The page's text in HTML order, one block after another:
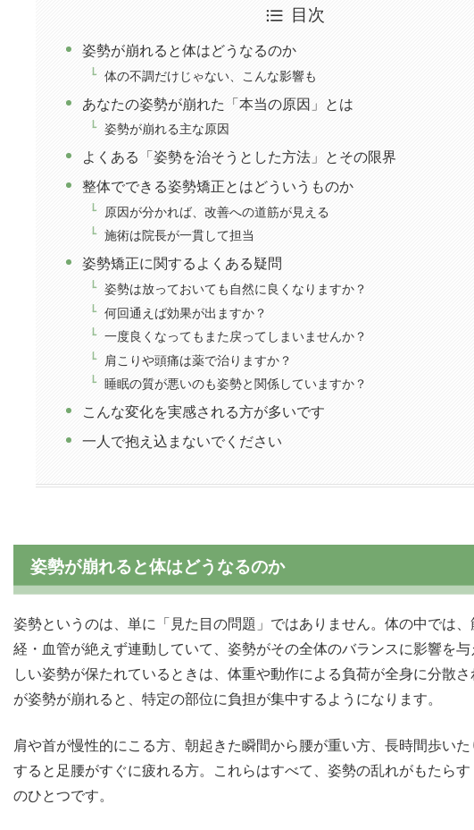
目次
姿勢が崩れると体はどうなるのか
体の不調だけじゃない、こんな影響も
あなたの姿勢が崩れた「本当の原因」とは
姿勢が崩れる主な原因
よくある「姿勢を治そうとした方法」とその限界
整体でできる姿勢矯正とはどういうものか
原因が分かれば、改善への道筋が見える
施術は院長が一貫して担当
姿勢矯正に関するよくある疑問
姿勢は放っておいても自然に良くなりますか？
何回通えば効果が出ますか？
一度良くなってもまた戻ってしまいませんか？
肩こりや頭痛は薬で治りますか？
睡眠の質が悪いのも姿勢と関係していますか？
こんな変化を実感される方が多いです
一人で抱え込まないでください
姿勢が崩れると体はどうなるのか
姿勢というのは、単に「見た目の問題」ではありません。体の中では
経・血管が絶えず連動していて、姿勢がその全体のバランスに影響を
しい姿勢が保たれているときは、体重や動作による負荷が全身に分散
が姿勢が崩れると、特定の部位に負担が集中するようになります。
肩や首が慢性的にこる方、朝起きた瞬間から腰が重い方、長時間歩いた
すると足腰がすぐに疲れる方。これらはすべて、姿勢の乱れがもたらす
のひとつです。